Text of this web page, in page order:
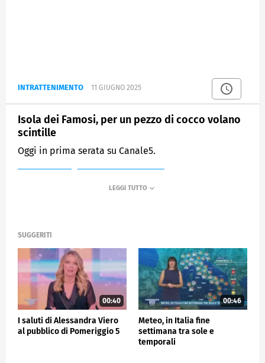
INTRATTENIMENTO 11 GIUGNO 2025
Isola dei Famosi, per un pezzo di cocco volano
scintille
Oggi in prima serata su Canale5.
SUGGERITI
00:40
I saluti di Alessandra Viero
al pubblico di Pomeriggio 5
00:46
Meteo, in Italia fine
settimana tra sole e
temporali